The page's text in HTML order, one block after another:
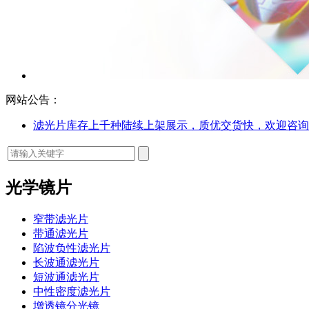
网站公告：
滤光片库存上千种陆续上架展示，质优交货快，欢迎咨
光学镜片
窄带滤光片
带通滤光片
陷波负性滤光片
长波通滤光片
短波通滤光片
中性密度滤光片
增透镜分光镜